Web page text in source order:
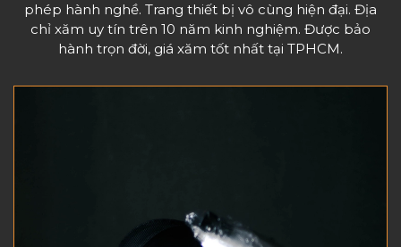
phép hành nghề. Trang thiết bị vô cùng hiện đại. Địa
chỉ xăm uy tín trên 10 năm kinh nghiệm. Được bảo
hành trọn đời, giá xăm tốt nhất tại TPHCM.